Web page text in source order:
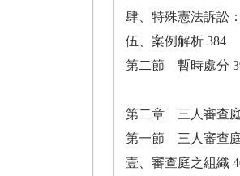
肆、特殊憲法訴訟
伍、案例解析 384
第二節 暫時處分
第二章 三人審查
第一節 三人審查
壹、審查庭之組織